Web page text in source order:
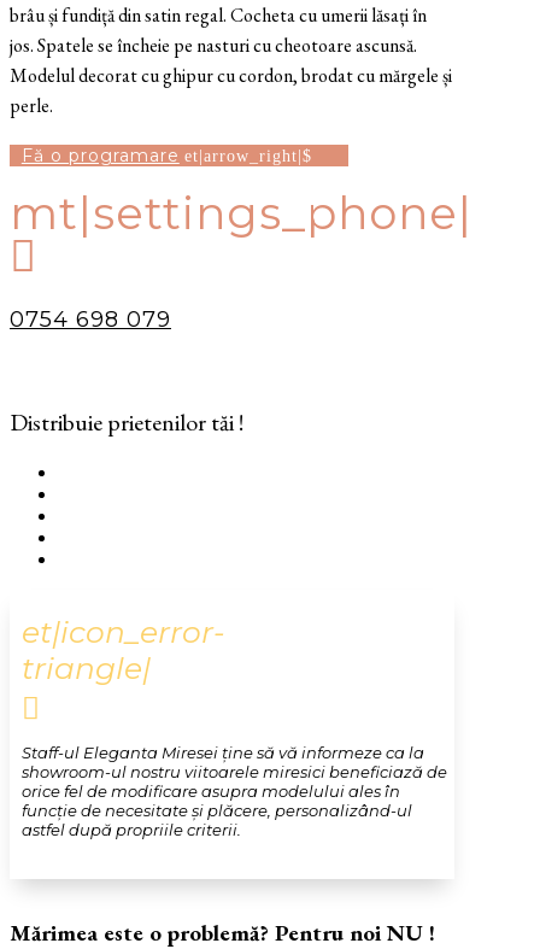
brâu și fundiță din satin regal. Cocheta cu umerii lăsați în
jos. Spatele se încheie pe nasturi cu cheotoare ascunsă.
Modelul decorat cu ghipur cu cordon, brodat cu mărgele și
perle.
Fă o programare
mt|settings_phone|

0754 698 079
Distribuie prietenilor tăi !
et|icon_error-
triangle|

Staff-ul Eleganta Miresei ține să vă informeze ca la
showroom-ul nostru viitoarele miresici beneficiază de
orice fel de modificare asupra modelului ales în
funcție de necesitate și plăcere, personalizând-ul
astfel după propriile criterii.
Mărimea este o problemă? Pentru noi NU !